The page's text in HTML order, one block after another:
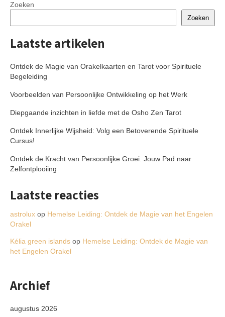
Zoeken
Zoeken
Laatste artikelen
Ontdek de Magie van Orakelkaarten en Tarot voor Spirituele
Begeleiding
Voorbeelden van Persoonlijke Ontwikkeling op het Werk
Diepgaande inzichten in liefde met de Osho Zen Tarot
Ontdek Innerlijke Wijsheid: Volg een Betoverende Spirituele
Cursus!
Ontdek de Kracht van Persoonlijke Groei: Jouw Pad naar
Zelfontplooiing
Laatste reacties
astrolux op Hemelse Leiding: Ontdek de Magie van het Engelen
Orakel
Kélia green islands op Hemelse Leiding: Ontdek de Magie van
het Engelen Orakel
Archief
augustus 2026